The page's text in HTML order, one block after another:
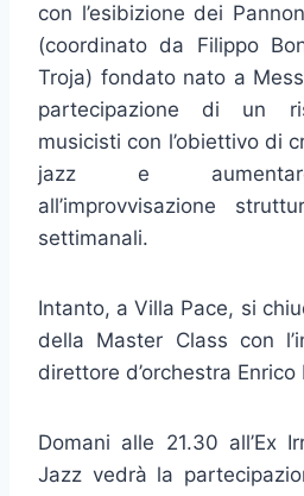
con l’esibizione dei
(coordinato da Filippo
Troja) fondato nato a
partecipazione di un
musicisti con l’obiettivo di
jazz e aumentare
all’improvvisazione
settimanali.
Intanto, a Villa Pace, si
della Master Class con
direttore d’orchestra Enrico
Domani alle 21.30 all’Ex
Jazz vedrà la